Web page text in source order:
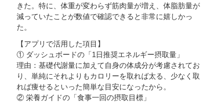
きた。特に、体重が変わらず筋肉量が増え、体脂肪量が
減っていたことが数値で確認できると非常に嬉しかっ
た。
【アプリで活用した項目】
① ダッシュボードの「1日推奨エネルギー摂取量」
理由：基礎代謝量に加えて自身の体成分が考慮されてお
り、単純にそれよりもカロリーを取れば太る、少なく取
れば痩せるといった簡単な目安になったから。
② 栄養ガイドの「食事一回の摂取目標」